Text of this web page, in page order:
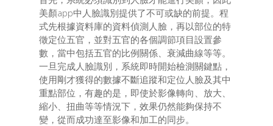
美顏app中人臉識別提供了不可或缺的前提。程
式先根據資料庫的資料偵測人臉，再以部位的特
徵定位五官，並對五官的各個調節項目設置參
數，當中包括五官的比例關係、衰減曲線等等。
一旦完成人臉識別，系統即時開始檢測關鍵點，
使用剛才獲得的數據不斷追蹤和定位人臉及其中
重點部位，有趣的是，即使於影像轉向、放大、
縮小、扭曲等等情況下，效果仍然能夠保持不
變，從而成功達至影像和加工的同步。